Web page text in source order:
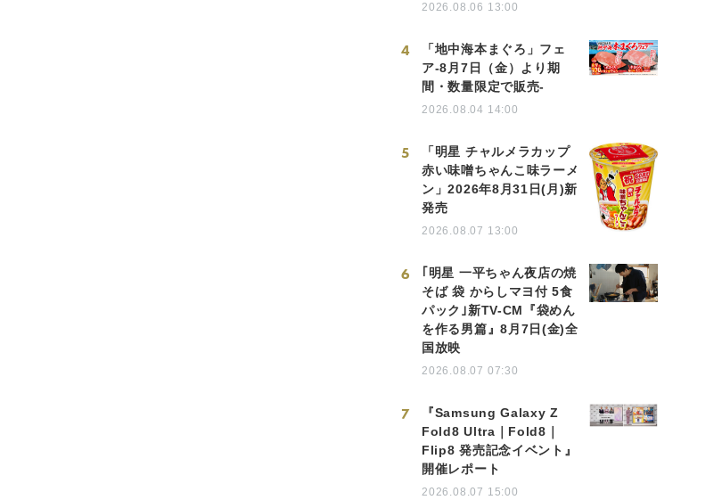
2026.08.06 13:00
4
「地中海本まぐろ」フェ
ア-8月7日（金）より期
間・数量限定で販売-
2026.08.04 14:00
5
「明星 チャルメラカップ
赤い味噌ちゃんこ味ラーメ
ン」2026年8月31日(月)新
発売
2026.08.07 13:00
6
｢明星 一平ちゃん夜店の焼
そば 袋 からしマヨ付 5食
パック｣新TV-CM『袋めん
を作る男篇』8月7日(金)全
国放映
2026.08.07 07:30
7
『Samsung Galaxy Z
Fold8 Ultra｜Fold8｜
Flip8 発売記念イベント』
開催レポート
2026.08.07 15:00